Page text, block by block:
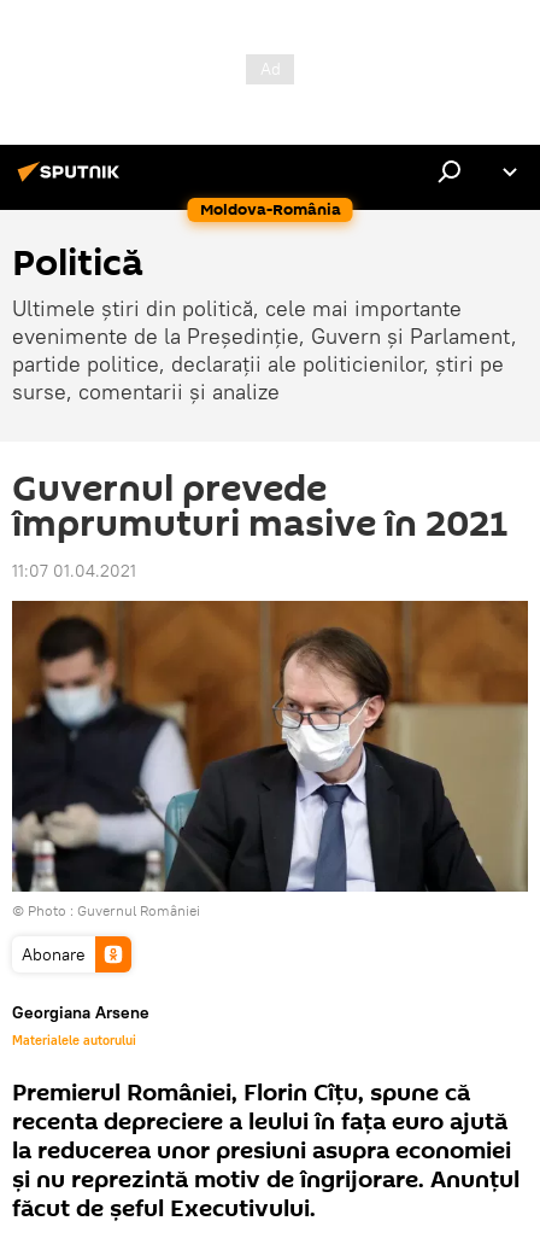
Moldova-România
Politică
Ultimele știri din politică, cele mai importante
evenimente de la Președinție, Guvern și Parlament,
partide politice, declarații ale politicienilor, știri pe
surse, comentarii și analize
Guvernul prevede
împrumuturi masive în 2021
11:07 01.04.2021
© Photo : Guvernul României
Abonare
Georgiana Arsene
Materialele autorului
Premierul României, Florin Cîțu, spune că
recenta depreciere a leului în fața euro ajută
la reducerea unor presiuni asupra economiei
și nu reprezintă motiv de îngrijorare. Anunțul
făcut de șeful Executivului.